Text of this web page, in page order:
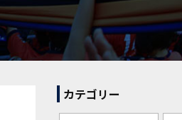
カテゴリー